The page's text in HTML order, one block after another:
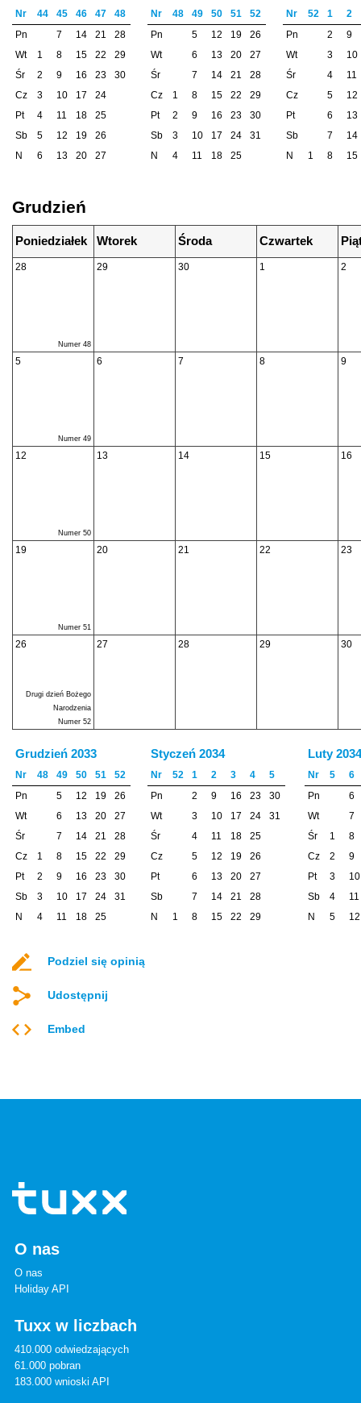
Nr 44 45 46 47
48
Pn
7 14 21
28
Wt
1 8 15 22
29
Śr
2 9 16 23
30
Cz
3 10 17
24
Pt
4 11 18
25
Sb
5 12 19
26
N
6 13 20 27
Nr 48 49 50 51
52
Pn
5 12 19
26
Wt
6 13 20
27
Śr
7 14 21
28
Cz
1 8 15 22
29
Pt
2 9 16 23
30
Sb
3 10 17 24
31
N
4 11 18 25
Nr 52 1
2
Pn
2
9
Wt
3
10
Śr
4
11
Cz
5
12
Pt
6
13
Sb
7
14
N
1 8 15
Grudzień
Poniedziałek Wtorek Środa Czwartek
28
Numer 48
29 30 1 2
5
Numer 49
6 7 8 9
12
Numer 50
13 14 15 16
19
Numer 51
20 21 22 23
26
Drugi dzień Bożego
Narodzenia
Numer 52
27 28 29 30
Grudzień 2033
Nr 48 49 50 51
52
Pn
5 12 19
26
Wt
6 13 20
27
Śr
7 14 21
28
Cz
1 8 15 22
29
Pt
2 9 16 23
30
Sb
3 10 17 24
31
N
4 11 18 25
Styczeń 2034
Nr 52 1 2 3 4
5
Pn
2 9 16 23
30
Wt
3 10 17 24
31
Śr
4 11 18
25
Cz
5 12 19
26
Pt
6 13 20
27
Sb
7 14 21
28
N
1 8 15 22 29
Luty 2034
Nr 5
6
Pn
6
Wt
7
Śr
1
8
Cz
2
9
Pt
3
10
Sb
4
11
N
5 12
Podziel się opinią
Udostępnij
Embed
O nas
O nas
Holiday API
Tuxx w liczbach
410.000 odwiedzających
61.000 pobran
183.000 wnioski API